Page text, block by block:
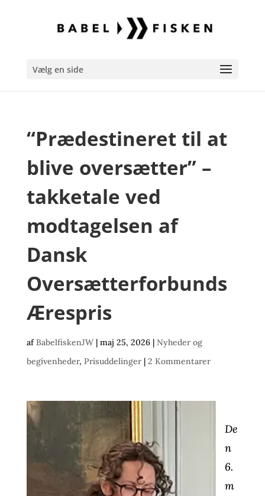
Vælg en side
“Prædestineret til at
blive oversætter” –
takketale ved
modtagelsen af
Dansk
Oversætterforbunds
Ærespris
afBabelfiskenJW| maj 25, 2026| Nyheder og
begivenheder, Prisuddelinger| 2 Kommentarer
De
n
6.
m